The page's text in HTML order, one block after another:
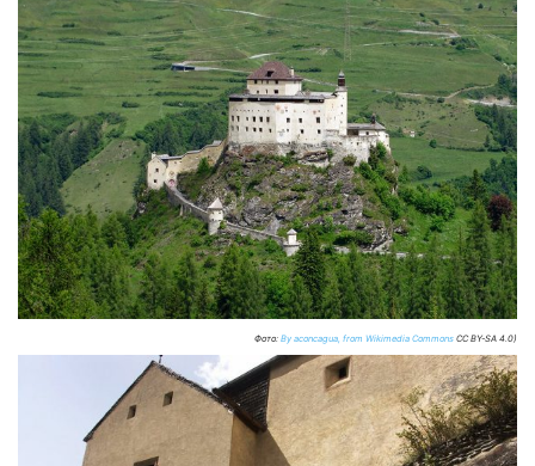
Фото: By aconcagua, from Wikimedia Commons CC BY-SA 4.0)